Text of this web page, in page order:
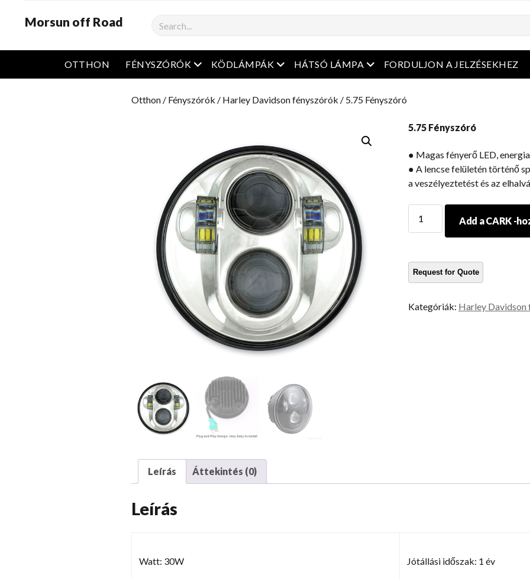
Morsun off Road Keresés
OTTHON FÉNYSZÓRÓK Nyissa meg a menüt
KÖDLÁMPÁK Nyissa meg a menüt
HÁTSÓ LÁMPA Nyissa meg a menüt
FORDULJON A JELZÉSEKHEZ
Otthon / Fényszórók / Harley Davidson fényszórók / 5.75 Fényszóró
5.75 Fényszóró
● Magas fényerő LED,
● A lencse felületén történő
a veszélyeztetést és az
Fényszóró
mennyiség
Add a CARK -
Kategóriák: Harley Davidson
Leírás Áttekintés (0)
Leírás
Watt: 30W Jótállási időszak: 1 év